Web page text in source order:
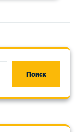
Поиск